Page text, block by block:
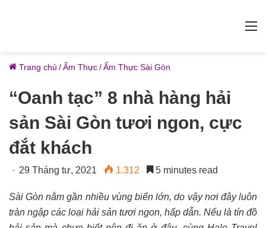
Trang chủ /Ẩm Thực/Ẩm Thực Sài Gòn
“Oanh tạc” 8 nhà hàng hải
sản Sài Gòn tươi ngon, cực
đắt khách
29 Tháng tư, 2021 1.312 5 minutes read
Sài Gòn nằm gần nhiều vùng biển lớn, do vậy nơi đây luôn
tràn ngập các loại hải sản tươi ngon, hấp dẫn. Nếu là tín đồ